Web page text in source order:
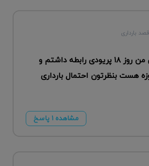
قصد بارداری
سلام دوستان من روز ۱۸ پریودی رابطه داشتم و
۳۰ روزه هست بنظرتون احتمال بارداری
مشاهده ۱ پاسخ